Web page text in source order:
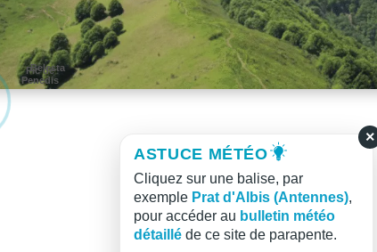
Belesta
Pic de
Penedis
×
ASTUCE MÉTÉO
Cliquez sur une balise, par
exemple Prat d'Albis (Antennes),
pour accéder au bulletin météo
détaillé de ce site de parapente.